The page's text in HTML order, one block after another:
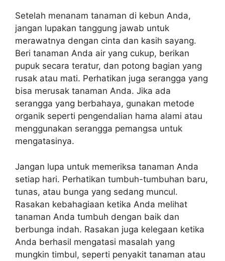
Setelah menanam tanaman di kebun Anda,
jangan lupakan tanggung jawab untuk
merawatnya dengan cinta dan kasih sayang.
Beri tanaman Anda air yang cukup, berikan
pupuk secara teratur, dan potong bagian yang
rusak atau mati. Perhatikan juga serangga yang
bisa merusak tanaman Anda. Jika ada
serangga yang berbahaya, gunakan metode
organik seperti pengendalian hama alami atau
menggunakan serangga pemangsa untuk
mengatasinya.
Jangan lupa untuk memeriksa tanaman Anda
setiap hari. Perhatikan tumbuh-tumbuhan baru,
tunas, atau bunga yang sedang muncul.
Rasakan kebahagiaan ketika Anda melihat
tanaman Anda tumbuh dengan baik dan
berbunga indah. Rasakan juga kelegaan ketika
Anda berhasil mengatasi masalah yang
mungkin timbul, seperti penyakit tanaman atau